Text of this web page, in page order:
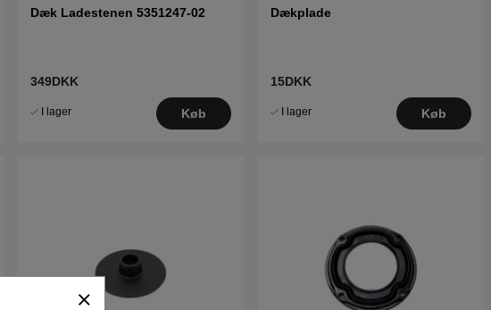
Dæk Ladestenen 5351247-02
349DKK
I lager Køb
Dækplade
15DKK
I lager Køb